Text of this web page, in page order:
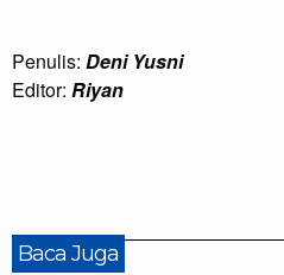
Penulis: Deni Yusni
Editor: Riyan
Baca Juga